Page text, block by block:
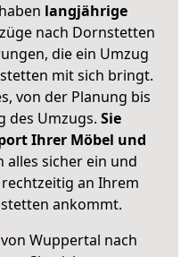
langjährige
nach Dornstetten
die ein Umzug
mit sich bringt.
von der Planung bis
des Umzugs. Sie
Ihrer Möbel und
alles sicher ein und
an Ihrem
ankommt.
Wuppertal nach